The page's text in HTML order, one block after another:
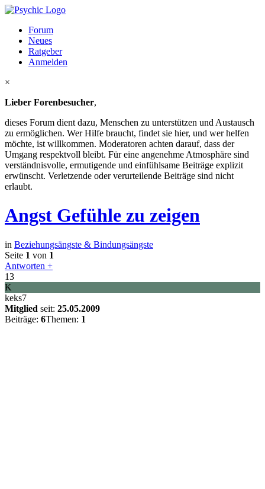
Forum
Neues
Ratgeber
Anmelden
×
Lieber Forenbesucher,
dieses Forum dient dazu, Menschen zu unterstützen und Austausch
zu ermöglichen. Wer Hilfe braucht, findet sie hier, und wer helfen
möchte, ist willkommen. Moderatoren achten darauf, dass der
Umgang respektvoll bleibt. Für eine angenehme Atmosphäre sind
verständnisvolle, ermutigende und einfühlsame Beiträge explizit
erwünscht. Verletzende oder verurteilende Beiträge sind nicht
erlaubt.
Angst Gefühle zu zeigen
in Beziehungsängste & Bindungsängste
Seite 1 von 1
Antworten +
13
K
keks7
Mitglied seit: 25.05.2009
Beiträge: 6Themen: 1